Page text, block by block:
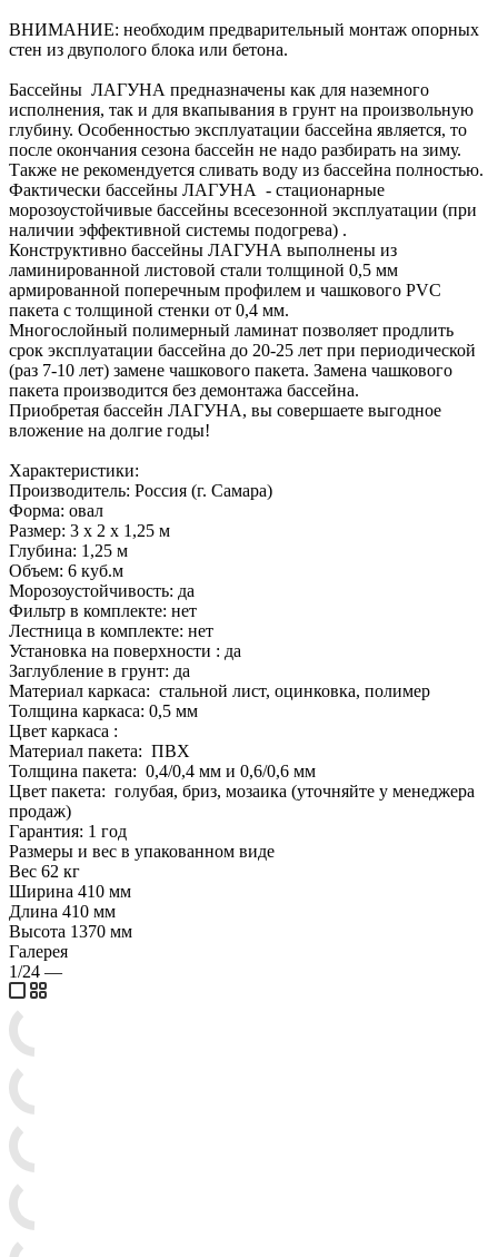
ВНИМАНИЕ: необходим предварительный монтаж опорных
стен из двуполого блока или бетона.
Бассейны ЛАГУНА предназначены как для наземного
исполнения, так и для вкапывания в грунт на произвольную
глубину. Особенностью эксплуатации бассейна является, то
после окончания сезона бассейн не надо разбирать на зиму.
Также не рекомендуется сливать воду из бассейна полностью.
Фактически бассейны ЛАГУНА - стационарные
морозоустойчивые бассейны всесезонной эксплуатации (при
наличии эффективной системы подогрева) .
Конструктивно бассейны ЛАГУНА выполнены из
ламинированной листовой стали толщиной 0,5 мм
армированной поперечным профилем и чашкового PVC
пакета с толщиной стенки от 0,4 мм.
Многослойный полимерный ламинат позволяет продлить
срок эксплуатации бассейна до 20-25 лет при периодической
(раз 7-10 лет) замене чашкового пакета. Замена чашкового
пакета производится без демонтажа бассейна.
Приобретая бассейн ЛАГУНА, вы совершаете выгодное
вложение на долгие годы!
Характеристики:
Производитель: Россия (г. Самара)
Форма: овал
Размер: 3 х 2 х 1,25 м
Глубина: 1,25 м
Объем: 6 куб.м
Морозоустойчивость: да
Фильтр в комплекте: нет
Лестница в комплекте: нет
Установка на поверхности : да
Заглубление в грунт: да
Материал каркаса: стальной лист, оцинковка, полимер
Толщина каркаса: 0,5 мм
Цвет каркаса :
Материал пакета: ПВХ
Толщина пакета: 0,4/0,4 мм и 0,6/0,6 мм
Цвет пакета: голубая, бриз, мозаика (уточняйте у менеджера
продаж)
Гарантия: 1 год
Размеры и вес в упакованном виде
Вес 62 кг
Ширина 410 мм
Длина 410 мм
Высота 1370 мм
Галерея
1/24 —